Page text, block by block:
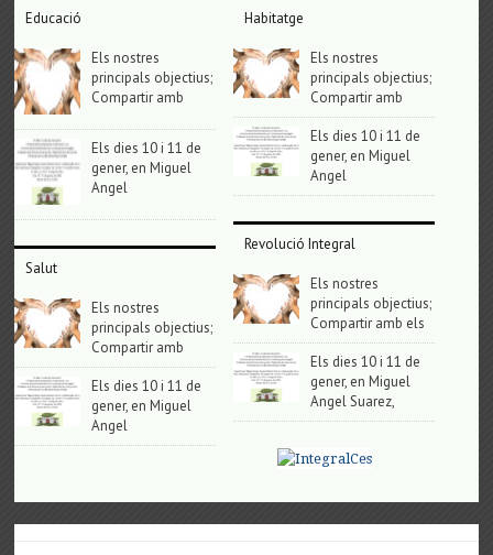
Educació
Els nostres
principals objectius;
Compartir amb
Els dies 10 i 11 de
gener, en Miguel
Angel
Salut
Els nostres
principals objectius;
Compartir amb
Els dies 10 i 11 de
gener, en Miguel
Angel
Habitatge
Els nostres
principals objectius;
Compartir amb
Els dies 10 i 11 de
gener, en Miguel
Angel
Revolució Integral
Els nostres
principals objectius;
Compartir amb els
Els dies 10 i 11 de
gener, en Miguel
Angel Suarez,